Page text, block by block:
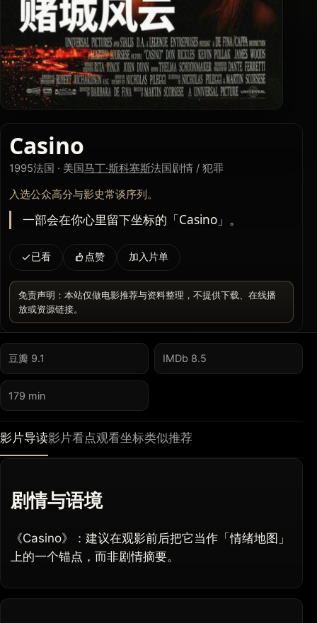
Casino
1995法国 · 美国马丁·斯科塞斯法国剧情 / 犯罪
入选公众高分与影史常谈序列。
一部会在你心里留下坐标的「Casino」。
已看 点赞 加入片单
免责声明：本站仅做电影推荐与资料整理，不提供下载、在线播
放或资源链接。
豆瓣 9.1 IMDb 8.5
179 min
影片导读影片看点观看坐标类似推荐
剧情与语境
《Casino》：建议在观影前后把它当作「情绪地图」
上的一个锚点，而非剧情摘要。